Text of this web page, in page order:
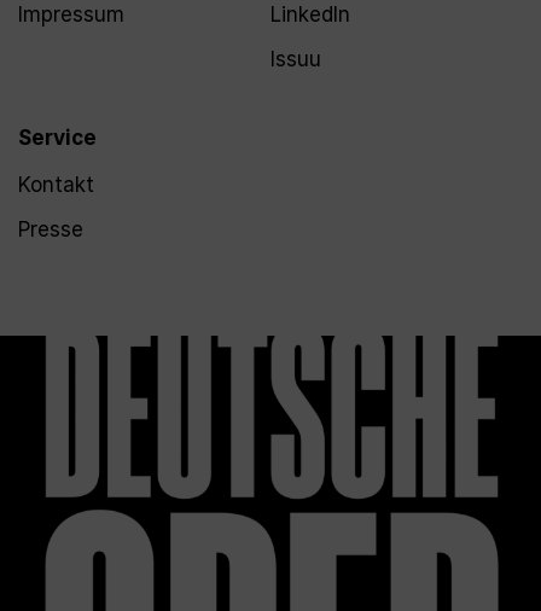
Impressum
Service
Kontakt
Presse
LinkedIn
Issuu